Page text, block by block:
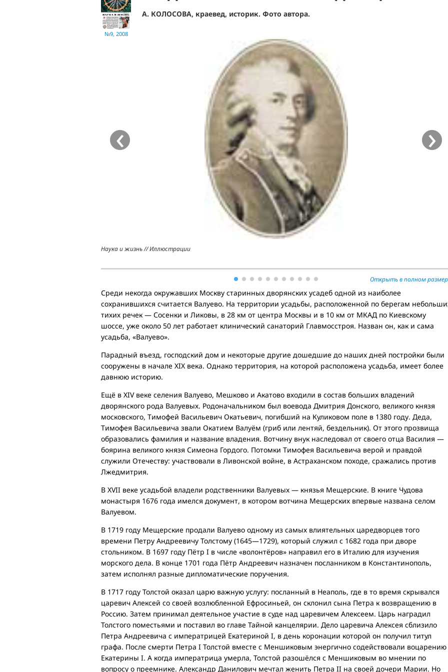
№9, 2008
А. КОЛОСОВА, краевед, историк. Фото автора.
Наука и жизнь // Иллюстрации
‹ ›
Открыть в полном
Среди некогда окружавших Москву старинных дворянских усадеб одной из наиболее
сохранившихся считается Валуево. На территории усадьбы, расположенной по берегам
тихих речек — Сосенки и Ликовы, в 28 км от центра Москвы и в 10 км от МКАД по Киевскому
шоссе, уже около 50 лет работает клинический санаторий Главмосстроя. Назван он, как и сама
усадьба, «Валуево».
Парадный въезд, господский дом и некоторые другие дошедшие до наших дней постройки были
сооружены в начале XIX века. Однако территория, на которой расположена усадьба, имеет более
давнюю историю.
Ещё в XIV веке селения Валуево, Мешково и Акатово входили в состав больших владений
дворянского рода Валуевых. Родоначальником был воевода Дмитрия Донского, великого князя
московского, Тимофей Васильевич Окатьевич, погибший на Куликовом поле в 1380 году. Деда,
Тимофея Васильевича звали Окатием Валуём (гриб или лентяй, бездельник). От этого прозвища
образовались фамилия и название владения. Вотчину внук наследовал от своего отца Василия —
боярина великого князя Симеона Гордого. Потомки Тимофея Васильевича верой и правдой
служили Отечеству: участвовали в Ливонской войне, в Астраханском походе, сражались против
Лжедмитрия.
В XVII веке усадьбой владели родственники Валуевых — князья Мещерские. В книге Чудова
монастыря 1676 года имелся документ, в котором вотчина Мещерских впервые названа селом
Валуевом.
В 1719 году Мещерские продали Валуево одному из самых влиятельных царедворцев того
времени Петру Андреевичу Толстому (1645—1729), который служил с 1682 года при дворе
стольником. В 1697 году Пётр I в числе «волонтёров» направил его в Италию для изучения
морского дела. В конце 1701 года Пётр Андреевич назначен посланником в Константинополь,
затем исполнял разные дипломатические поручения.
В 1717 году Толстой оказал царю важную услугу: посланный в Неаполь, где в то время скрывался
царевич Алексей со своей возлюбленной Ефросиньей, он склонил сына Петра к возвращению в
Россию. Затем принимал деятельное участие в суде над царевичем Алексеем. Царь наградил
Толстого поместьями и поставил во главе Тайной канцелярии. Дело царевича Алексея сблизило
Петра Андреевича с императрицей Екатериной I, в день коронации которой он получил титул
графа. После смерти Петра I Толстой вместе с Меншиковым энергично содействовали воцарению
Екатерины I. А когда императрица умерла, Толстой разошёлся с Меншиковым во мнении по
вопросу о преемнике. Александр Данилович мечтал женить Петра II на своей дочери Марии. Но